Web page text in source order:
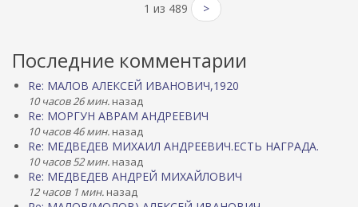
1 из 489 >
Последние комментарии
Re: МАЛОВ АЛЕКСЕЙ ИВАНОВИЧ,1920
10 часов 26 мин. назад
Re: МОРГУН АВРАМ АНДРЕЕВИЧ
10 часов 46 мин. назад
Re: МЕДВЕДЕВ МИХАИЛ АНДРЕЕВИЧ.ЕСТЬ НАГРАДА.
10 часов 52 мин. назад
Re: МЕДВЕДЕВ АНДРЕЙ МИХАЙЛОВИЧ
12 часов 1 мин. назад